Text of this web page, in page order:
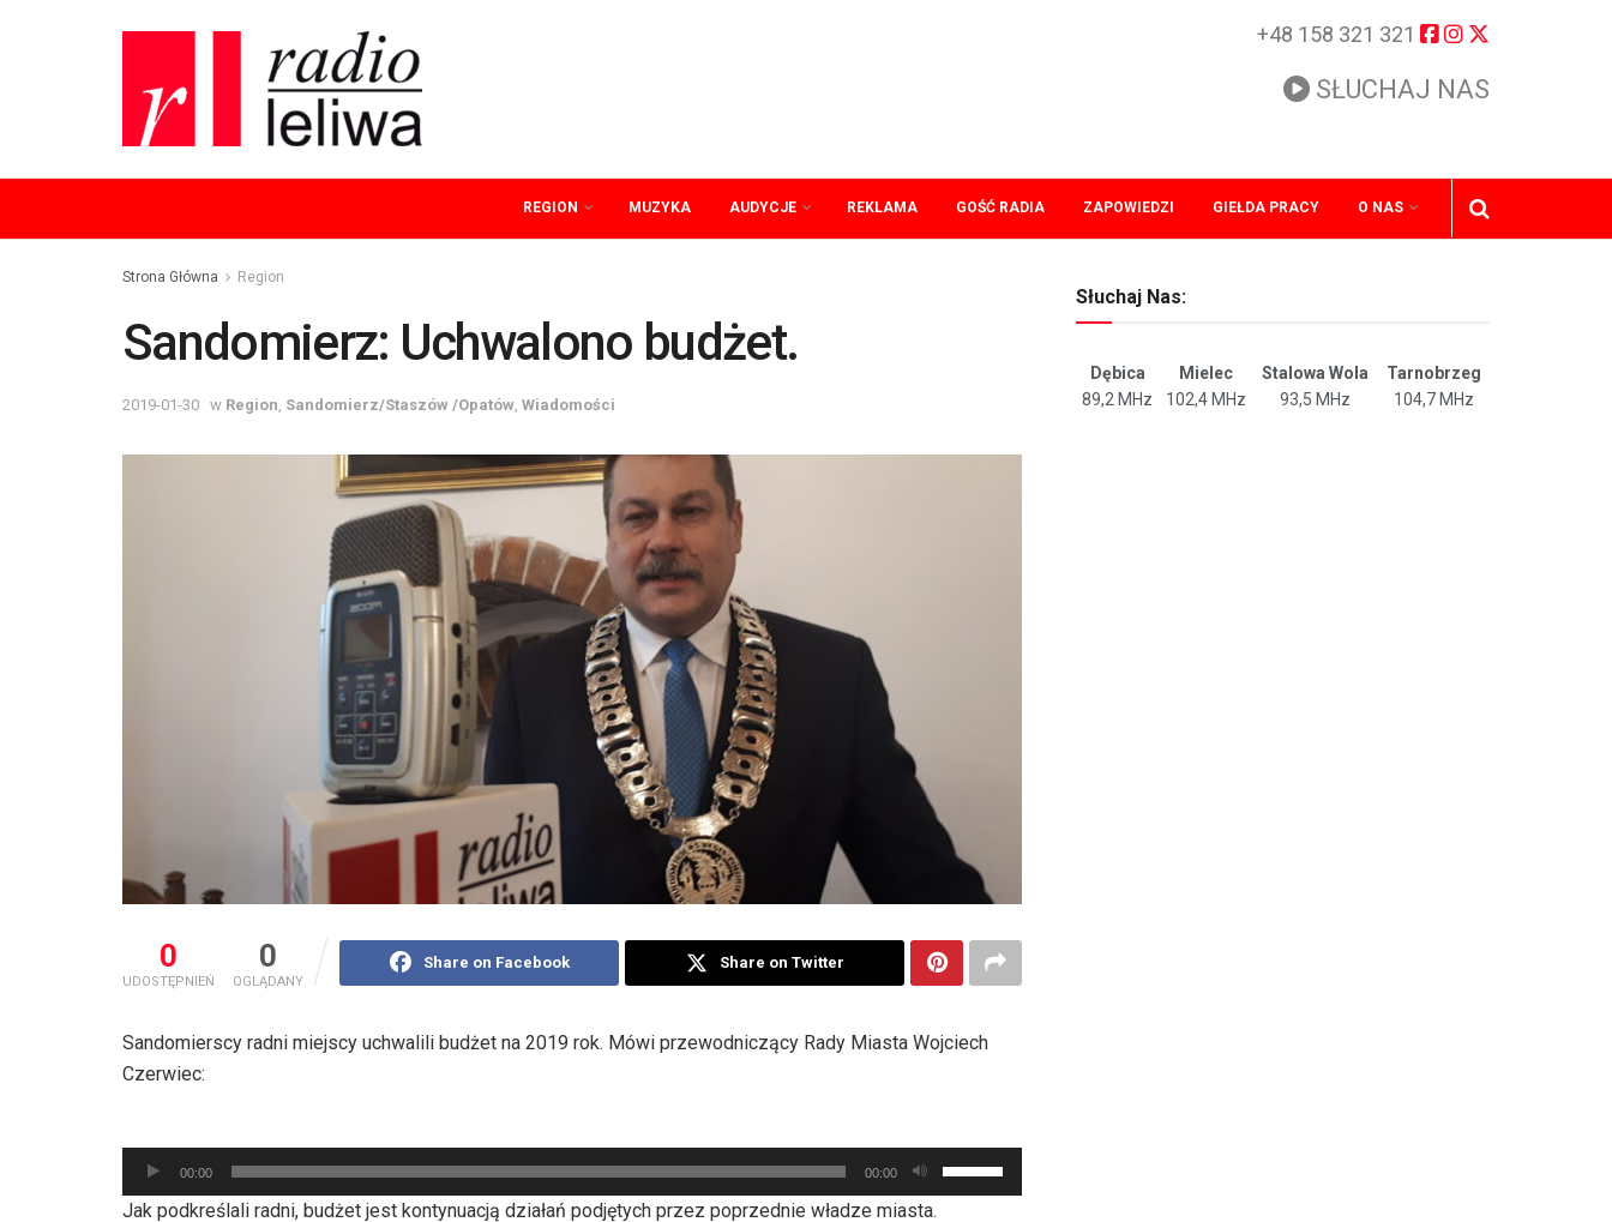
+48 158 321 321
SŁUCHAJ NAS
REGION MUZYKA AUDYCJE REKLAMA GOŚĆ RADIA ZAPOWIEDZI GIEŁDA PRACY O NAS
Strona Główna Region
Sandomierz: Uchwalono budżet.
2019-01-30 w Region Sandomierz/Staszów /Opatów Wiadomości
0
UDOSTĘPNIEŃ
0
OGLĄDANY
Share on Facebook Share on Twitter
Sandomierscy radni miejscy uchwalili budżet na 2019 rok. Mówi przewodniczący Rady Miasta Wojciech
Czerwiec:
Odtwarzacz
plików
00:00 00:00
strzałek
Jak podkreślali radni, budżet jest kontynuacją działań podjętych przez poprzednie władze miasta.
Słuchaj Nas:
Dębica Mielec Stalowa Wola
Tarnobrzeg
89,2 MHz
102,4 MHz 93,5 MHz 104,7 MHz